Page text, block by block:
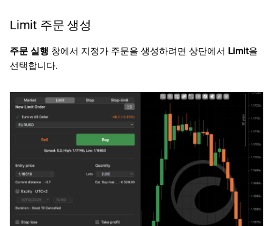
Limit 주문 생성
주문 실행 창에서 지정가 주문을 생성하려면 상단에서 Limit을
선택합니다.